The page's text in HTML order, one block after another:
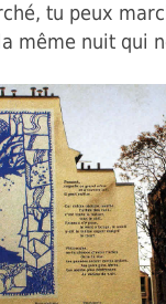
tu peux
même nuit qui